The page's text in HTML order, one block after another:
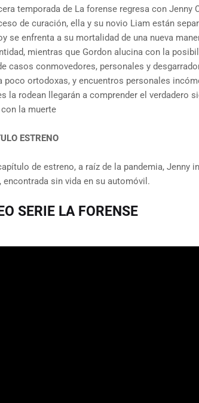
temporada de La forense regresa con Jenny
de curación, ella y su novio Liam están
se enfrenta a su mortalidad de una nueva
mientras que Gordon alucina con la
casos conmovedores, personales y
poco ortodoxas, y encuentros personales
la rodean llegarán a comprender el verdadero
la muerte
ESTRENO
de estreno, a raíz de la pandemia,
encontrada sin vida en su automóvil.
SERIE LA FORENSE